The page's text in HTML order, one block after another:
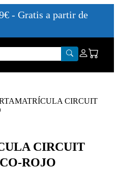
- Gratis a partir de
CIRCUIT
CIRCUIT
ROJO